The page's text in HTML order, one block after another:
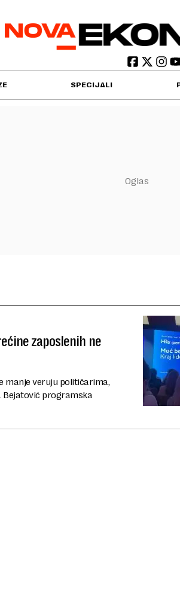
SPECIJALI
zaposlenih ne
manje veruju političarima,
Bejatović programska